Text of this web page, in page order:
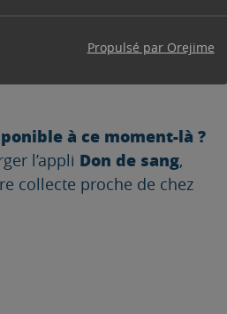
Propulsé par Orejime
munir d’unepièce
hydrater et manger
à ce moment-là ?
l’appli Don de sang,
collecte proche de chez